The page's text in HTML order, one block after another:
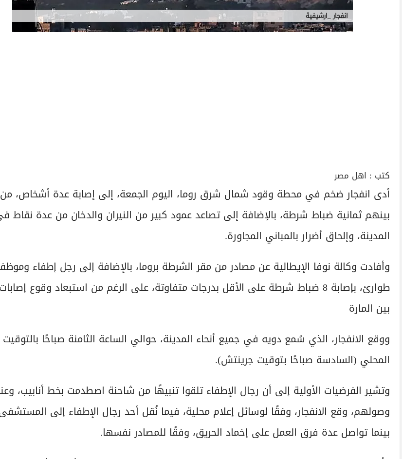
انفجار _ارشيفية
كتب : اهل مصر
أدى انفجار ضخم في محطة وقود شمال شرق روما، اليوم الجمعة، إلى إصابة عدة أشخاص، من
بينهم ثمانية ضباط شرطة، بالإضافة إلى تصاعد عمود كبير من النيران والدخان من عدة نقاط
المدينة، وإلحاق أضرار بالمباني المجاورة.
وأفادت وكالة نوفا الإيطالية عن مصادر من مقر الشرطة بروما، بالإضافة إلى رجل إطفاء
طوارئ، بإصابة 8 ضباط شرطة على الأقل بدرجات متفاوتة، على الرغم من استبعاد وقوع
بين المارة
ووقع الانفجار، الذي سُمع دويه في جميع أنحاء المدينة، حوالي الساعة الثامنة صباحًا بالتوقيت
المحلي (السادسة صباحًا بتوقيت جرينتش).
وتشير الفرضيات الأولية إلى أن رجال الإطفاء تلقوا تنبيهًا من شاحنة اصطدمت بخط أنابيب،
وصولهم، وقع الانفجار، وفقًا لوسائل إعلام محلية، فيما نُقل أحد رجال الإطفاء إلى
بينما تواصل عدة فرق العمل على إخماد الحريق، وفقًا للمصادر نفسها.